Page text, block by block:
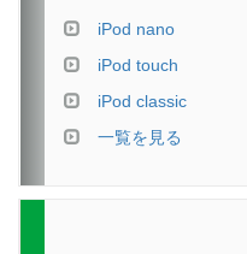
iPod nano
iPod touch
iPod classic
一覧を見る